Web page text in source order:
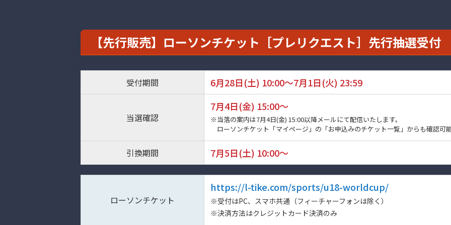
【先行販売】ローソンチケット［プレリクエスト］先行抽選受付
受付期間 6月28日(土) 10:00～7月1日(火) 23:59
当選確認
7月4日(金) 15:00～
※当落の案内は7月4日(金) 15:00以降メールにて配信いたします。
ローソンチケット「マイページ」の「お申込みのチケット一覧」からも確認可
引換期間 7月5日(土) 10:00～
ローソンチケット
https://l-tike.com/sports/u18-worldcup/
※受付はPC、スマホ共通（フィーチャーフォンは除く）
※決済方法はクレジットカード決済のみ